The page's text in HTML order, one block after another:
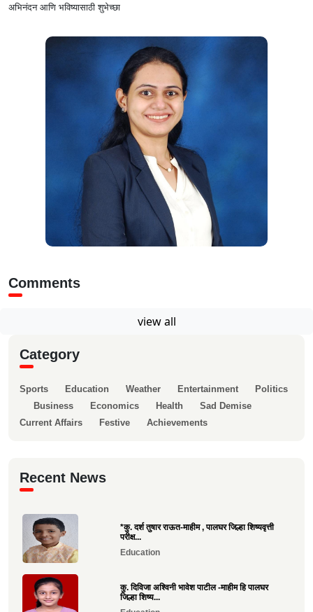
अभिनंदन आणि भविष्यासाठी शुभेच्छा
Comments
view all
Category
Sports Education Weather Entertainment
Politics
Business
Economics Health
Sad Demise
Current Affairs
Festive Achievements
Recent News
*कु. दर्श तुषार राऊत-माहीम , पालघर जिल्हा शिष्यवृत्ती
परीक्ष...
Education
कु. दिविजा अश्विनी भावेश पाटील -माहीम हि पालघर
जिल्हा शिष्य...